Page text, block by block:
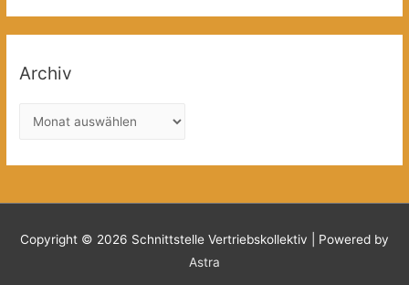
Archiv
c
v
Copyright © 2026 Schnittstelle Vertriebskollektiv | Powered by
Astra